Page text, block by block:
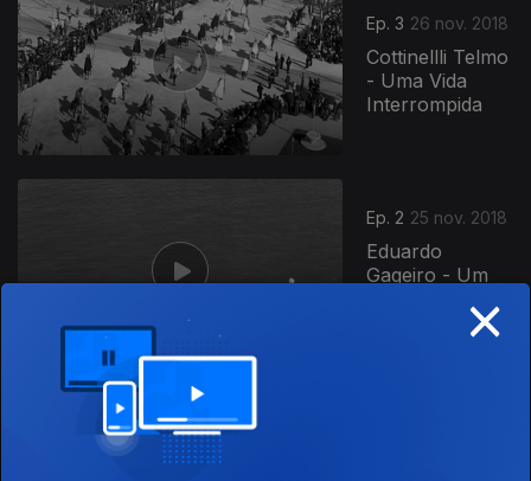
Ep. 3 26 nov. 2018
Cottinellli Telmo
- Uma Vida
Interrompida
Ep. 2 25 nov. 2018
Eduardo
Gageiro - Um
×